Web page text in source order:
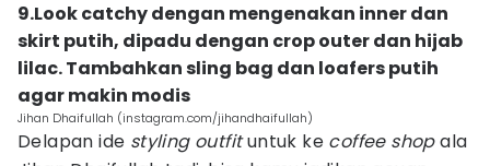
9.Look catchy dengan mengenakan inner dan
skirt putih, dipadu dengan crop outer dan hijab
lilac. Tambahkan sling bag dan loafers putih
agar makin modis
Jihan Dhaifullah (instagram.com/jihandhaifullah)
Delapan ide styling outfituntuk ke coffee shopala